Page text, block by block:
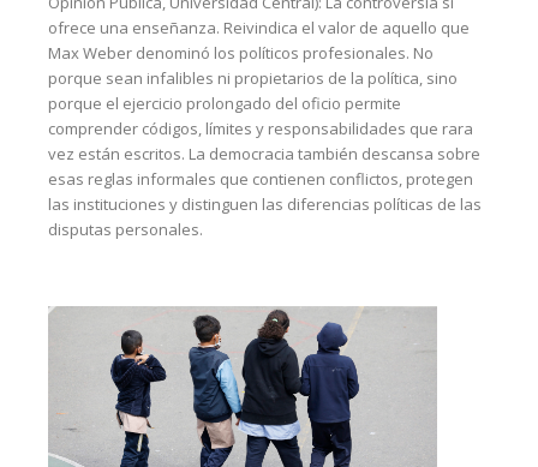
ofrece una enseñanza. Reivindica el valor de aquello que
Max Weber denominó los políticos profesionales. No
porque sean infalibles ni propietarios de la política, sino
porque el ejercicio prolongado del oficio permite
comprender códigos, límites y responsabilidades que rara
vez están escritos. La democracia también descansa sobre
esas reglas informales que contienen conflictos, protegen
las instituciones y distinguen las diferencias políticas de las
disputas personales.